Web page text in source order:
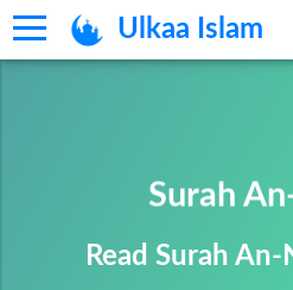
Ulkaa Islam
Surah
Read Surah